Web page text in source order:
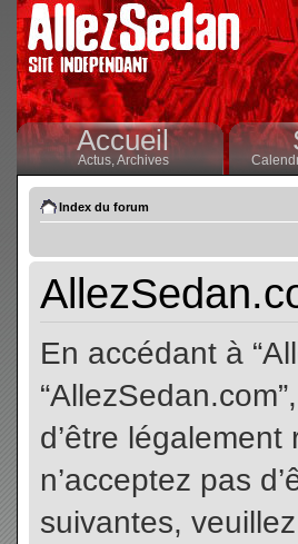
Accueil
Actus,Archives
Index du forum
En accédant à
d’être
n’acceptez pas
suivantes,